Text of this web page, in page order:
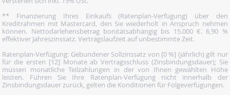
** Finanzierung Ihres Einkaufs (Ratenplan-Verfügung) über den
Kreditrahmen mit Mastercard, den Sie wiederholt in Anspruch nehmen
können. Nettodarlehensbetrag bonitätsabhängig bis 15.000 €. 6,90 %
effektiver Jahreszinssatz. Vertragslaufzeit auf unbestimmte Zeit.
Ratenplan-Verfügung: Gebundener Sollzinssatz von [0 %] (jährlich) gilt nur
für die ersten [12] Monate ab Vertragsschluss (Zinsbindungsdauer); Sie
müssen monatliche Teilzahlungen in der von Ihnen gewählten Höhe
leisten. Führen Sie Ihre Ratenplan-Verfügung nicht innerhalb der
Zinsbindungsdauer zurück, gelten die Konditionen für Folgeverfügungen.